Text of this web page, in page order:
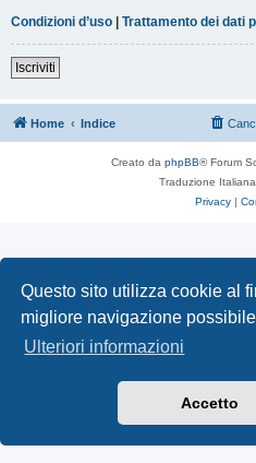
Questo sito utilizza cookie al
migliore navigazione possibile
Ulteriori informazioni
Accetto
Condizioni d’uso | Trattamento dei dati
Iscriviti
Home Indice
Creato da phpBB® Forum
Traduzione Italiana
Privacy |